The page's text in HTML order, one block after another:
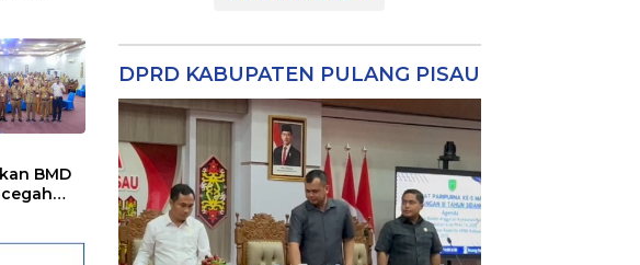
BMD
DPRD KABUPATEN PULANG PISAU